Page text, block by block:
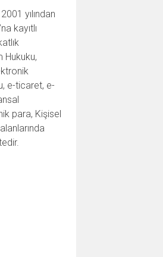
yılından
kayıtlı
Hukuku,
e-ticaret, e-
para, Kişisel